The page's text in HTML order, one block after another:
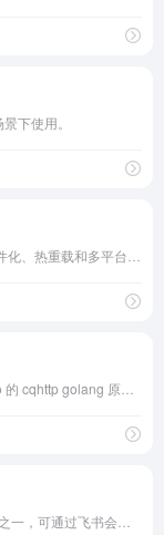
下使用。